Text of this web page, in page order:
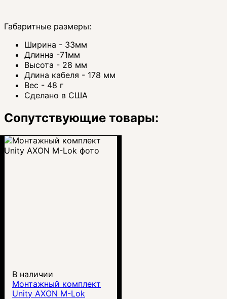
Габаритные размеры:
Ширина - 33мм
Длинна -71мм
Высота - 28 мм
Длина кабеля - 178 мм
Вес - 48 г
Сделано в США
Сопутствующие товары:
В наличии
Монтажный комплект
Unity AXON M-Lok